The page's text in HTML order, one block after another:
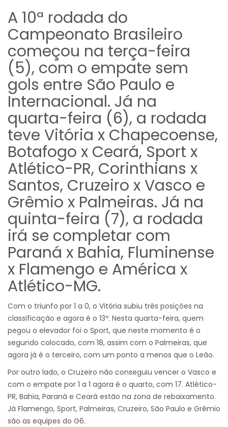
A 10ª rodada do
Campeonato Brasileiro
começou na terça-feira
(5), com o empate sem
gols entre São Paulo e
Internacional. Já na
quarta-feira (6), a rodada
teve Vitória x Chapecoense,
Botafogo x Ceará, Sport x
Atlético-PR, Corinthians x
Santos, Cruzeiro x Vasco e
Grêmio x Palmeiras. Já na
quinta-feira (7), a rodada
irá se completar com
Paraná x Bahia, Fluminense
x Flamengo e América x
Atlético-MG.
Com o triunfo por 1 a 0, o Vitória subiu três posições na
classificação e agora é o 13º. Nesta quarta-feira, quem
pegou o elevador foi o Sport, que neste momento é o
segundo colocado, com 18, assim com o Palmeiras, que
agora já é o terceiro, com um ponto a menos que o Leão.
Por outro lado, o Cruzeiro não conseguiu vencer o Vasco e
com o empate por 1 a 1 agora é o quarto, com 17. Atlético-
PR, Bahia, Paraná e Ceará estão na zona de rebaixamento.
Já Flamengo, Sport, Palmeiras, Cruzeiro, São Paulo e Grêmio
são as equipes do G6.